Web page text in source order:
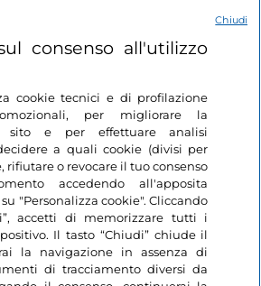
consenso all'utilizzo
cookie tecnici e di profilazione
per migliorare la
sito e per effettuare analisi
a quali cookie (divisi per
rifiutare o revocare il tuo consenso
accedendo all'apposita
"Personalizza cookie". Cliccando
accetti di memorizzare tutti i
Il tasto “Chiudi” chiude il
la navigazione in assenza di
di tracciamento diversi da
Chiudi